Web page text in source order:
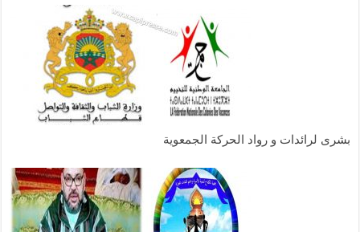
بشرى لرائدات و رواد الحركة الجمعوية